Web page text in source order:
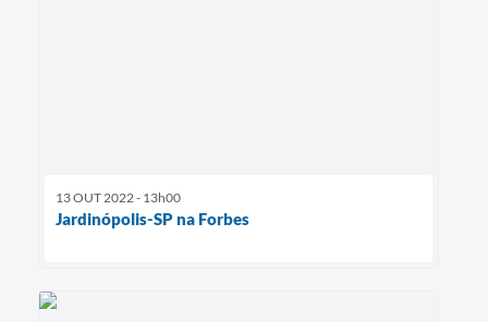
13 OUT 2022 - 13h00
Jardinópolis-SP na Forbes